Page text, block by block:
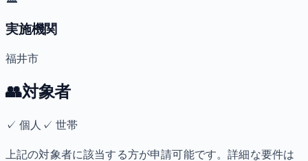
実施機関
福井市
👥対象者
✓個人 ✓ 世帯
上記の対象者に該当する方が申請可能です。詳細な要件は